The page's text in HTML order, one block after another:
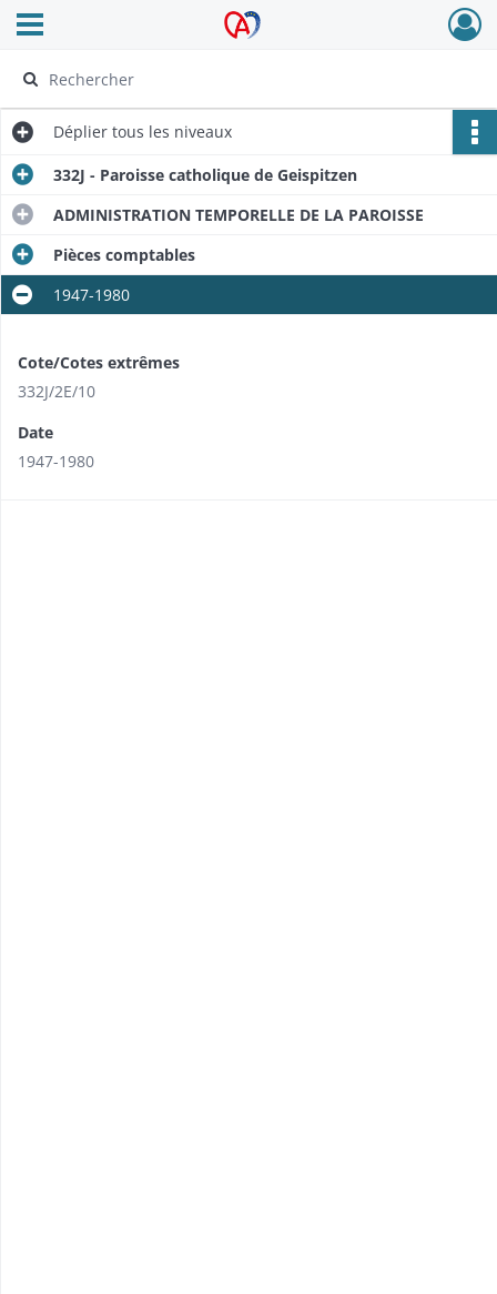
Archives Alsace - Colmar
Ouvrir le menu déroulant
Déplier tous les niveaux
332J - Paroisse catholique de Geispitzen
ADMINISTRATION TEMPORELLE DE LA PAROISSE
Pièces comptables
1947-1980
Cote/Cotes extrêmes
332J/2E/10
Date
1947-1980